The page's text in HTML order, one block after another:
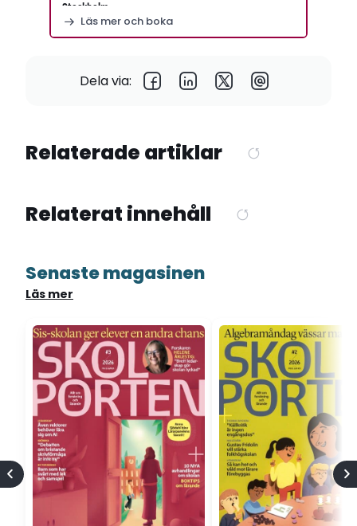
Stockholm
Läs mer och boka
Dela via:
Relaterade artiklar
Relaterat innehåll
Senaste magasinen
Läs mer